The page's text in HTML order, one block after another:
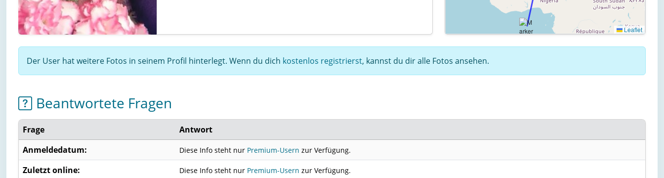
Leaflet
Der User hat weitere Fotos in seinem Profil hinterlegt. Wenn du dich kostenlos registrierst, kannst du dir alle Fotos ansehen.
Beantwortete Fragen
Frage
Antwort
Anmeldedatum:
Diese Info steht nur Premium-Usern zur Verfügung.
Zuletzt online: Diese Info steht nur Premium-Usern zur Verfügung.